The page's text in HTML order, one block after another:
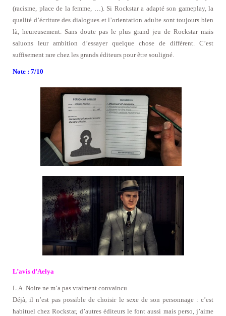
(racisme, place de la femme, …). Si Rockstar a adapté son gameplay, la
qualité d’écriture des dialogues et l’orientation adulte sont toujours bien
là, heureusement. Sans doute pas le plus grand jeu de Rockstar mais
saluons leur ambition d’essayer quelque chose de différent. C’est
suffisement rare chez les grands éditeurs pour être souligné.
Note : 7/10
L’avis d’Aelya
L.A. Noire ne m’a pas vraiment convaincu.
Déjà, il n’est pas possible de choisir le sexe de son personnage : c’est
habituel chez Rockstar, d’autres éditeurs le font aussi mais perso, j’aime